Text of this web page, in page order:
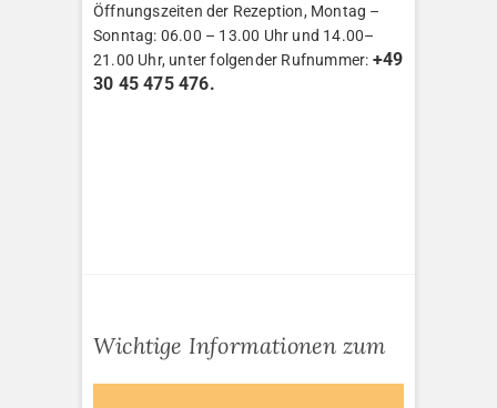
Öffnungszeiten der Rezeption, Montag –
Sonntag: 06.00 – 13.00 Uhr und 14.00–
21.00 Uhr, unter folgender Rufnummer: +49
30 45 475 476.
Wichtige Informationen zum